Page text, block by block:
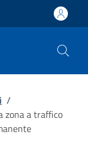
/
zona a traffico